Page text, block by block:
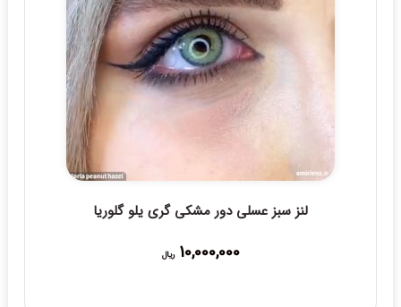
لنز سبز عسلی دور مشکی گری یلو گلوریا
10,000,000 ریال